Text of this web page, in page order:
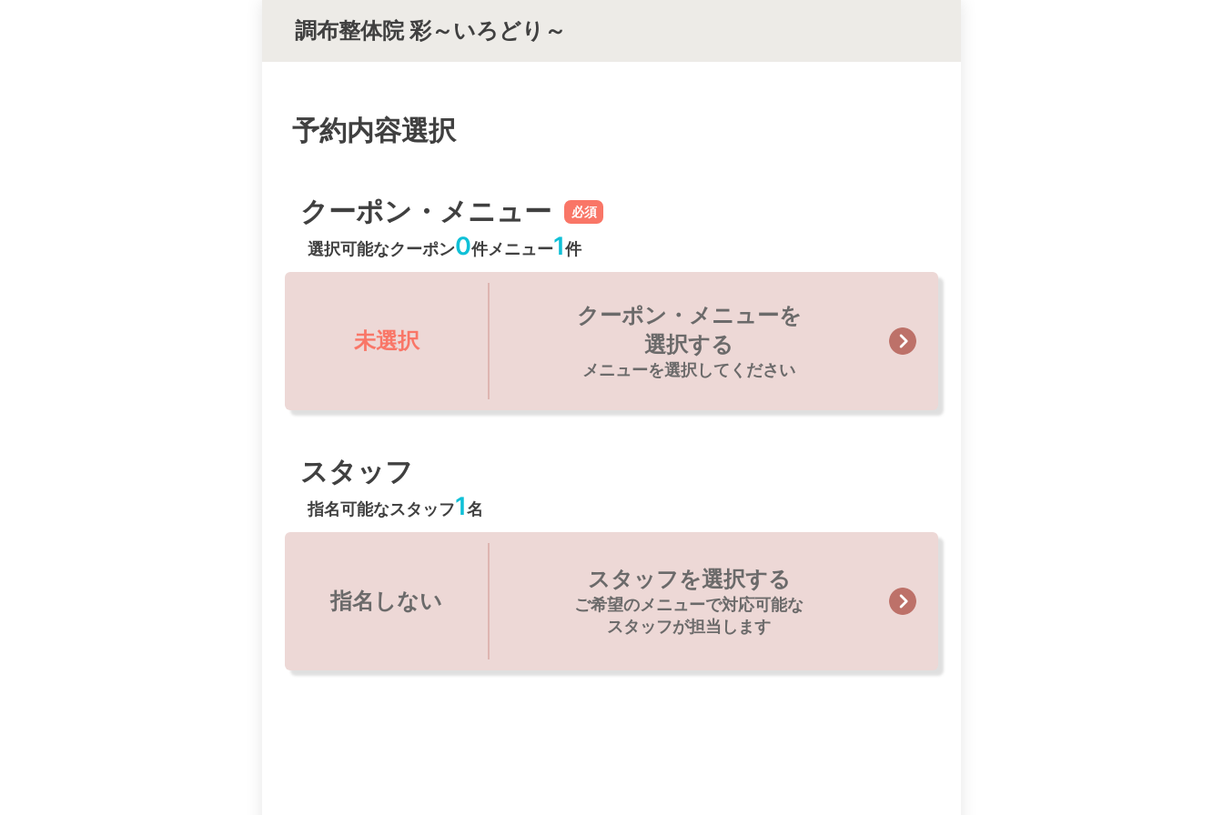
調布整体院 彩～いろどり～
予約内容選択
クーポン・メニュー 必須
選択可能なクーポン0件メニュー1件
未選択
クーポン・メニューを
選択する
メニューを選択してください
スタッフ
指名可能なスタッフ1名
指名しない
スタッフを選択する
ご希望のメニューで対応可能な
スタッフが担当します